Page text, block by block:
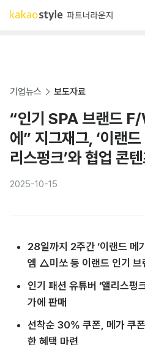
기업뉴스 보도자료
“인기 SPA 브랜드 F/
에” 지그재그, ‘이랜
리스펑크’와 협업 콘
2025-10-15
28일까지 2주간 ‘이랜드
엠 △미쏘 등 이랜드 인기 브
인기 패션 유튜버 ‘앨리스펑
가에 판매
선착순 30% 쿠폰, 메가 쿠
한 혜택 마련